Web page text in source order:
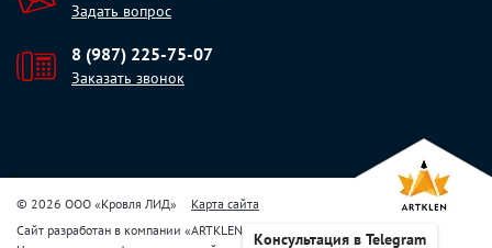
Задать вопрос
8 (987) 225-75-07
Заказать звонок
© 2026 ООО «Кровля ЛИД»
Карта сайта
Сайт разработан в компании «ARTKLEN Консультация в Telegram